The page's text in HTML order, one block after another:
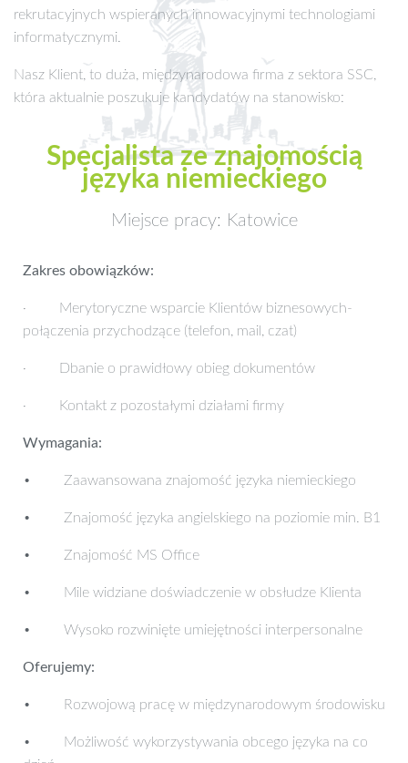
rekrutacyjnych wspieranych innowacyjnymi technologiami
informatycznymi.
Nasz Klient, to duża, międzynarodowa firma z sektora SSC,
która aktualnie poszukuje kandydatów na stanowisko:
Specjalista ze znajomością
języka niemieckiego
Miejsce pracy: Katowice
Zakres obowiązków:
· Merytoryczne wsparcie Klientów biznesowych-
połączenia przychodzące (telefon, mail, czat)
· Dbanie o prawidłowy obieg dokumentów
· Kontakt z pozostałymi działami firmy
Wymagania:
• Zaawansowana znajomość języka niemieckiego
• Znajomość języka angielskiego na poziomie min. B1
• Znajomość MS Office
• Mile widziane doświadczenie w obsłudze Klienta
• Wysoko rozwinięte umiejętności interpersonalne
Oferujemy:
• Rozwojową pracę w międzynarodowym środowisku
• Możliwość wykorzystywania obcego języka na co